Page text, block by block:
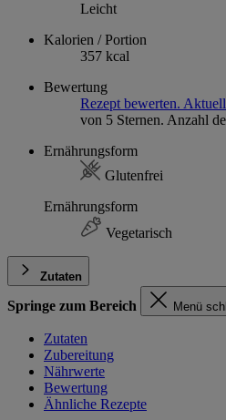
Leicht
Kalorien / Portion
357 kcal
Bewertung
Rezept bewerten.
von 5 Sternen. Anzahl
Ernährungsform
Glutenfrei
Ernährungsform
Vegetarisch
Zutaten
Springe zum Bereich Menü
Zutaten
Zubereitung
Nährwerte
Bewertung
Ähnliche Rezepte